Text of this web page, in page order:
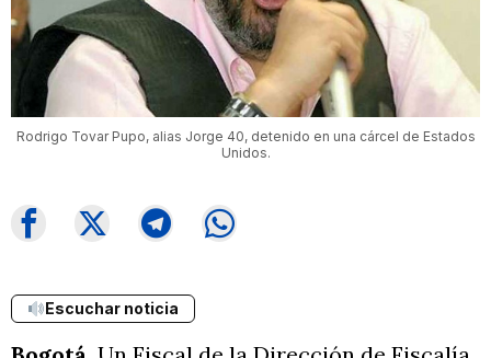
Rodrigo Tovar Pupo, alias Jorge 40, detenido en una cárcel de Estados
Unidos.
Escuchar noticia